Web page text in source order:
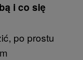
i co się
po prostu